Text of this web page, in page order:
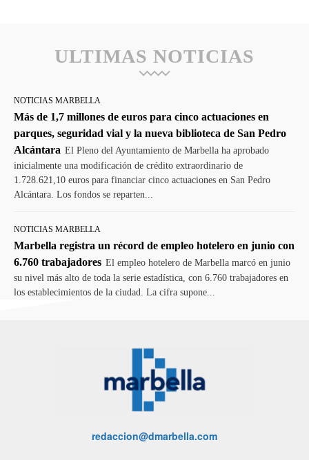
ULTIMAS NOTICIAS
NOTICIAS MARBELLA
Más de 1,7 millones de euros para cinco actuaciones en
parques, seguridad vial y la nueva biblioteca de San Pedro
Alcántara El Pleno del Ayuntamiento de Marbella ha aprobado
inicialmente una modificación de crédito extraordinario de
1.728.621,10 euros para financiar cinco actuaciones en San Pedro
Alcántara. Los fondos se reparten...
NOTICIAS MARBELLA
Marbella registra un récord de empleo hotelero en junio con
6.760 trabajadores El empleo hotelero de Marbella marcó en junio
su nivel más alto de toda la serie estadística, con 6.760 trabajadores en
los establecimientos de la ciudad. La cifra supone...
redaccion@dmarbella.com